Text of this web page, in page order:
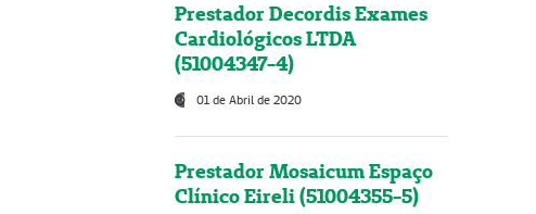
Prestador Decordis Exames
Cardiológicos LTDA
(51004347-4)
01 de Abril de 2020
Prestador Mosaicum Espaço
Clínico Eireli (51004355-5)